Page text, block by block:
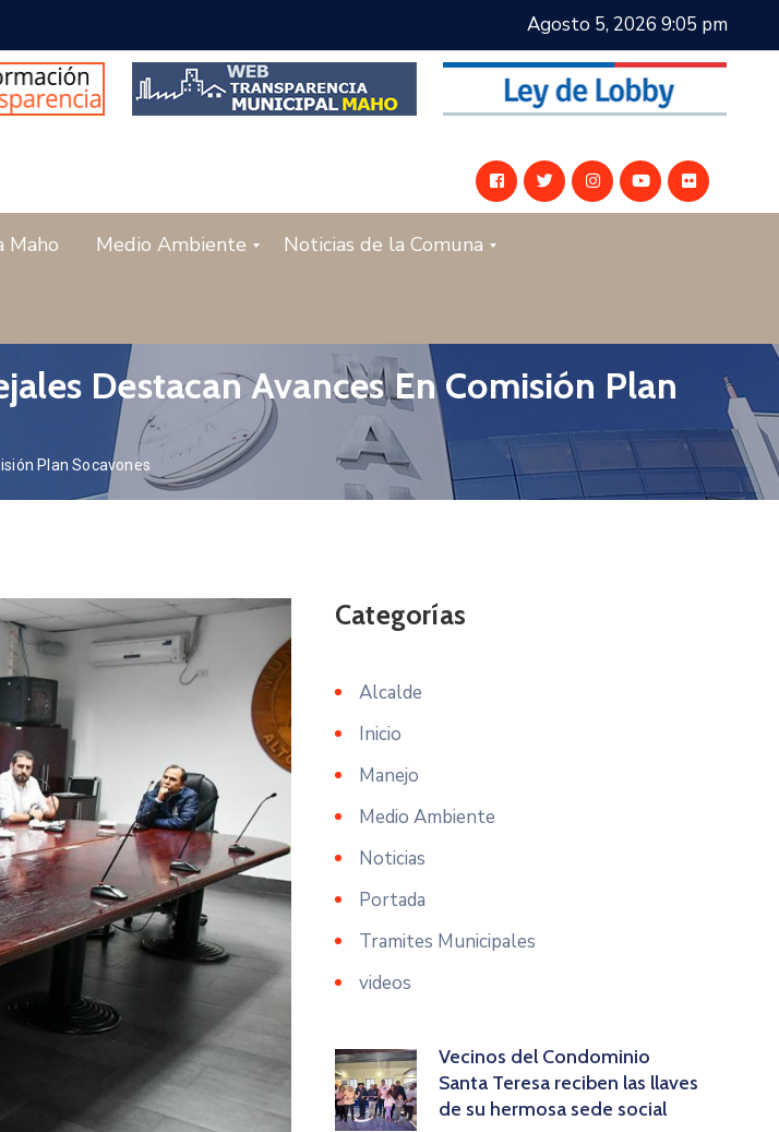
Agosto 5, 2026 9:05 pm
Maho Medio Ambiente Noticias de la Comuna
Destacan Avances En Comisión Plan
Plan Socavones
Categorías
Alcalde
Inicio
Manejo
Medio Ambiente
Noticias
Portada
Tramites Municipales
videos
Vecinos del Condominio
Santa Teresa reciben las llaves
de su hermosa sede social